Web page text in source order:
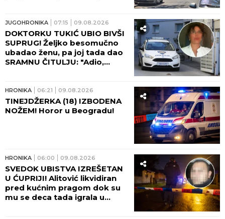
automobilom!
JUGOHRONIKA 07:15 09.08.2026
DOKTORKU TUKIĆ UBIO BIVŠI
SUPRUG! Željko besomučno
ubadao ženu, pa joj tada dao
SRAMNU ČITULJU: "Adio,
HRONIKA 06:21 09.08.2026
TINEJDŽERKA (18) IZBODENA
NOŽEM! Horor u Beogradu!
HRONIKA 06:00 09.08.2026
SVEDOK UBISTVA IZREŠETAN
U ĆUPRIJI! Alitović likvidiran
pred kućnim pragom dok su
mu se deca tada igrala u